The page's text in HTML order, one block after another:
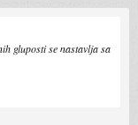
gluposti se nastavlja sa